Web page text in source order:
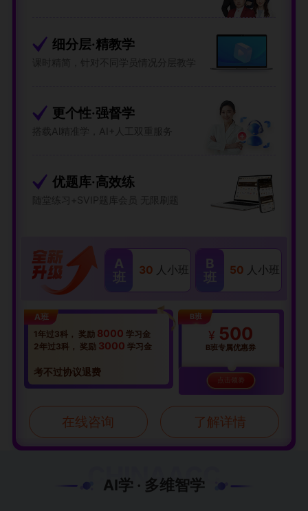
细分层·精教学
课时精简，针对不同学员情况分层教学
更个性·强督学
搭载Al精准学，AI+人工双重服务
优题库·高效练
随堂练习+SVIP题库会员 无限刷题
A
班
30 人小班
B
班
50 人小班
A班
1年过3科， 奖励 8000 学习金
2年过3科， 奖励 3000 学习金
考不过协议退费
B班
¥ 500
B班专属优惠券
点击领劵
在线咨询 了解详情
AI学 · 多维智学